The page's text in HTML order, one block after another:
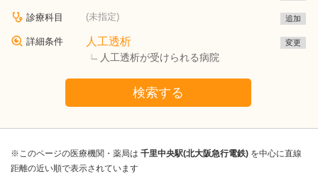
診療科目 (未指定) 追加
詳細条件 人工透析
人工透析が受けられる病院
変更
検索する
※このページの医療機関・薬局は 千里中央駅(北大阪急行電鉄) を中心に直線
距離の近い順で表示されています